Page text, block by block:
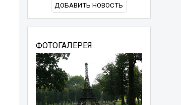
ДОБАВИТЬ НОВОСТЬ
ФОТОГАЛЕРЕЯ